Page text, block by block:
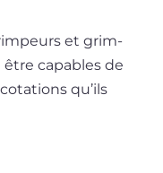
et grim­
capables de
qu’ils